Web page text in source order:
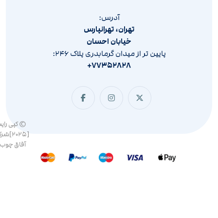
آدرس:
تهران، تهرانپارس
خیابان احسان
پایین تر از میدان گرمابدری پلاک ۲۴۶:
۷۷۳۵۲۸۲۸+
© کپی
آفاق